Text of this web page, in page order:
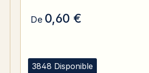
3848 Disponible
De 0,60 €